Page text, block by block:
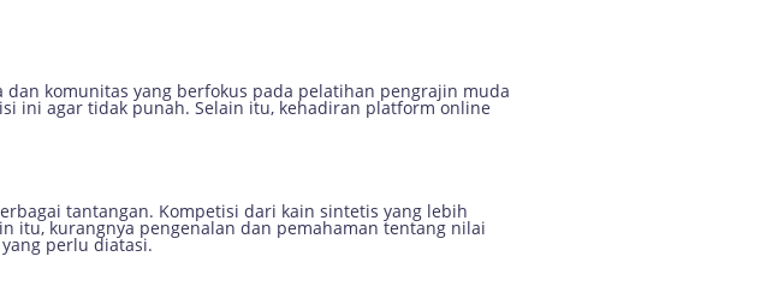
dan komunitas yang berfokus pada pelatihan pengrajin muda
ini agar tidak punah. Selain itu, kehadiran platform online
tantangan. Kompetisi dari kain sintetis yang lebih
itu, kurangnya pengenalan dan pemahaman tentang nilai
perlu diatasi.